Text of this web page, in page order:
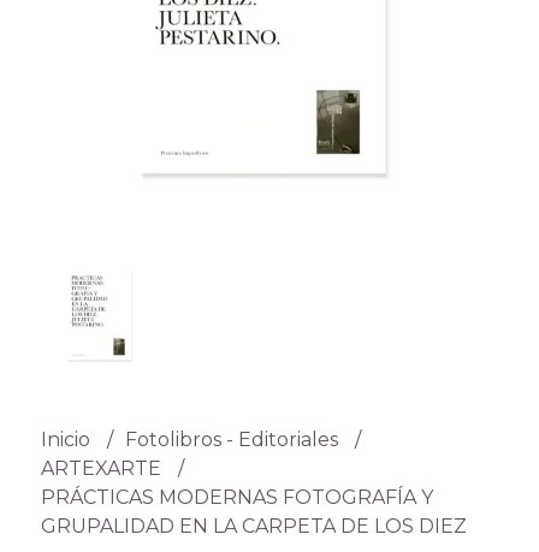
Inicio
Fotolibros - Editoriales
ARTEXARTE
PRÁCTICAS MODERNAS FOTOGRAFÍA Y
GRUPALIDAD EN LA CARPETA DE LOS DIEZ